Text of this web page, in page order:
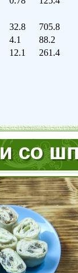
32.8
705.8
4.1
88.2
12.1 261.4